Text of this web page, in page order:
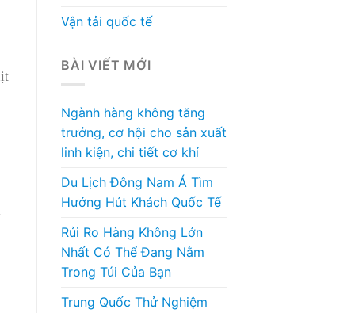
Vận tải quốc tế
BÀI VIẾT MỚI
Ngành hàng không tăng
trưởng, cơ hội cho sản xuất
linh kiện, chi tiết cơ khí
Du Lịch Đông Nam Á Tìm
Hướng Hút Khách Quốc Tế
Rủi Ro Hàng Không Lớn
Nhất Có Thể Đang Nằm
Trong Túi Của Bạn
Trung Quốc Thử Nghiệm